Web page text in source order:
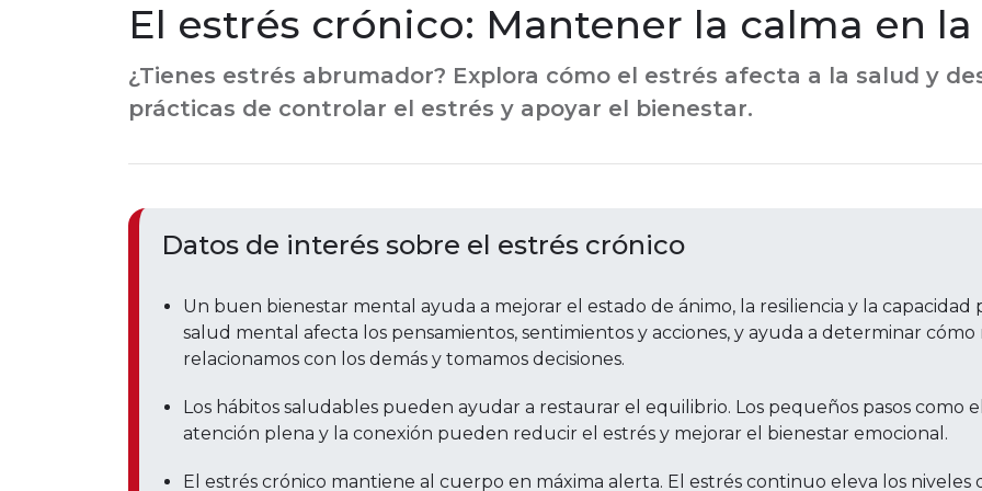
El estrés crónico: Mantener la calma en
¿Tienes estrés abrumador? Explora cómo el estrés afecta a la salud y
prácticas de controlar el estrés y apoyar el bienestar.
Datos de interés sobre el estrés crónico
Un buen bienestar mental ayuda a mejorar el estado de ánimo, la resiliencia y la capacidad
salud mental afecta los pensamientos, sentimientos y acciones, y ayuda a determinar cómo
relacionamos con los demás y tomamos decisiones.
Los hábitos saludables pueden ayudar a restaurar el equilibrio. Los pequeños pasos como
atención plena y la conexión pueden reducir el estrés y mejorar el bienestar emocional.
El estrés crónico mantiene al cuerpo en máxima alerta. El estrés continuo eleva los